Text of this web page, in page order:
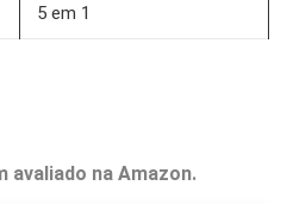
5 em 1
avaliado na Amazon.